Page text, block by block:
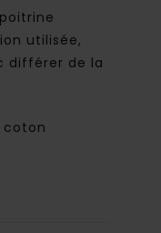
utilisée,
différer de la
coton